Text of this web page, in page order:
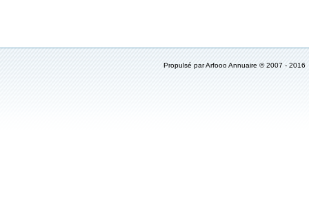
Propulsé par Arfooo Annuaire © 2007 -